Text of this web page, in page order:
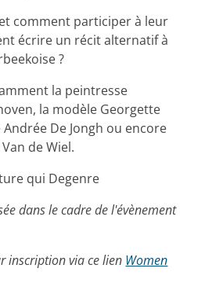
comment participer à leur
écrire un récit alternatif à
?
la peintresse
la modèle Georgette
De Jongh ou encore
de Wiel.
qui Degenre
dans le cadre de l'évènement
inscription via ce lien Women